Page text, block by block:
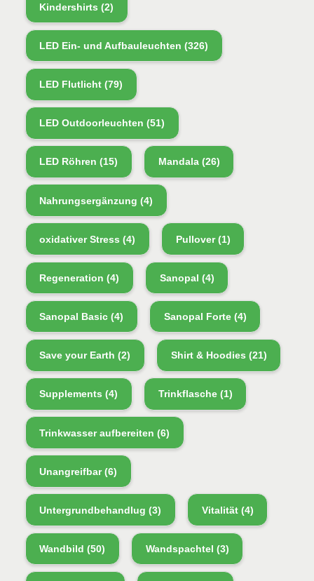
Kindershirts (2)
LED Ein- und Aufbauleuchten (326)
LED Flutlicht (79)
LED Outdoorleuchten (51)
LED Röhren (15) Mandala(26)
Nahrungsergänzung (4)
oxidativer Stress (4) Pullover(1)
Regeneration (4) Sanopal (4)
Sanopal Basic (4) Sanopal Forte(4)
Save your Earth (2) Shirt & Hoodies (21)
Supplements (4) Trinkflasche(1)
Trinkwasser aufbereiten (6)
Unangreifbar(6)
Untergrundbehandlug (3) Vitalität(4)
Wandbild (50) Wandspachtel (3)